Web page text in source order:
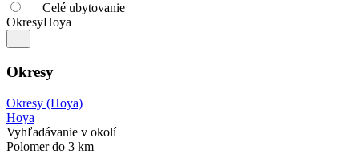
Celé ubytovanie
OkresyHoya
Okresy
Okresy (Hoya)
Hoya
Vyhľadávanie v okolí
Polomer do 3 km